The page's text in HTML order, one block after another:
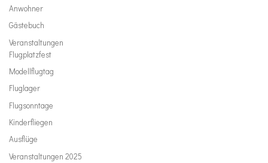
Anwohner
Gästebuch
Veranstaltungen
Flugplatzfest
Modellflugtag
Fluglager
Flugsonntage
Kinderfliegen
Ausflüge
Veranstaltungen 2025